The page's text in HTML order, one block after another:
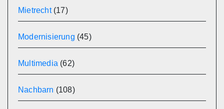
Mietrecht(17)
Modernisierung (45)
Multimedia (62)
Nachbarn (108)